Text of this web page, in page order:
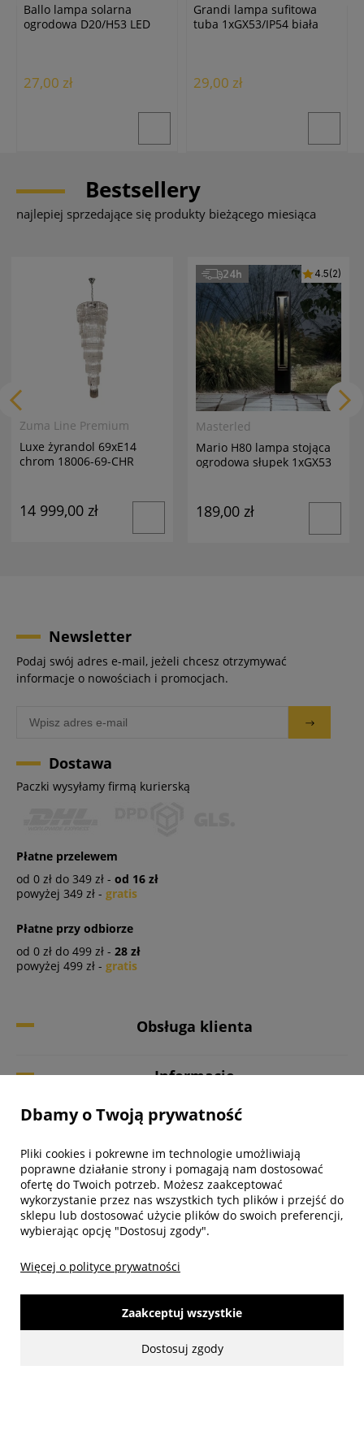
Ballo lampa solarna
ogrodowa D20/H53 LED
27,00 zł
Grandi lampa sufitowa
tuba 1xGX53/IP54 biała
29,00 zł
Bestsellery
najlepiej sprzedające się produkty bieżącego miesiąca
Zuma Line Premium
Luxe żyrandol 69xE14
chrom 18006-69-CHR
14 999,00 zł
24h
Masterled
Mario H80 lampa stojąca
ogrodowa słupek 1xGX53
4.5(2)
189,00 zł
Newsletter
Podaj swój adres e-mail, jeżeli chcesz otrzymywać
informacje o nowościach i promocjach.
Dostawa
Paczki wysyłamy firmą kurierską
Płatne przelewem
od 0 zł do 349 zł - od 16 zł
powyżej 349 zł - gratis
Płatne przy odbiorze
od 0 zł do 499 zł - 28 zł
powyżej 499 zł - gratis
Obsługa klienta
Informacje
Twoje konto
Biuro obsługi klienta
Dbamy o Twoją prywatność
Pliki cookies i pokrewne im technologie umożliwiają
poprawne działanie strony i pomagają nam dostosować
ofertę do Twoich potrzeb. Możesz zaakceptować
wykorzystanie przez nas wszystkich tych plików i przejść do
sklepu lub dostosować użycie plików do swoich preferencji,
wybierając opcję "Dostosuj zgody".
Więcej o polityce prywatności
Dostosuj zgody
Zaakceptuj wszystkie